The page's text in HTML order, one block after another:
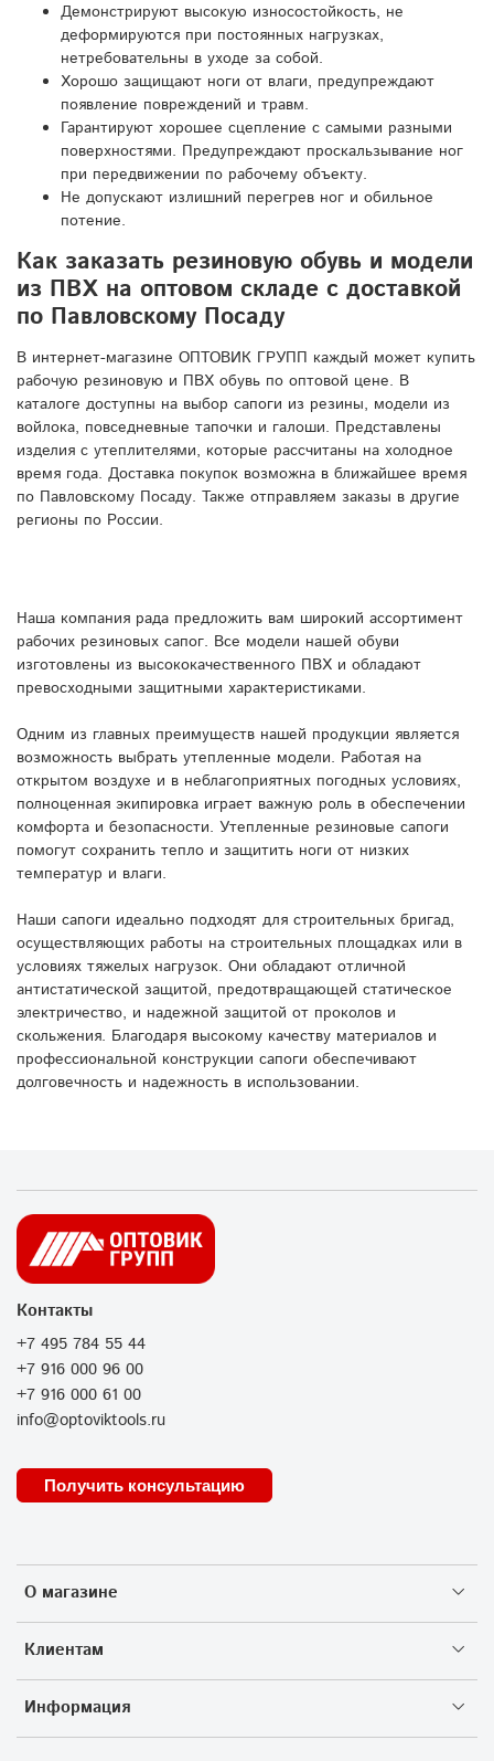
Демонстрируют высокую износостойкость, не
деформируются при постоянных нагрузках,
нетребовательны в уходе за собой.
Хорошо защищают ноги от влаги, предупреждают
появление повреждений и травм.
Гарантируют хорошее сцепление с самыми разными
поверхностями. Предупреждают проскальзывание ног
при передвижении по рабочему объекту.
Не допускают излишний перегрев ног и обильное
потение.
Как заказать резиновую обувь и модели
из ПВХ на оптовом складе с доставкой
по Павловскому Посаду
В интернет-магазине ОПТОВИК ГРУПП каждый может купить
рабочую резиновую и ПВХ обувь по оптовой цене. В
каталоге доступны на выбор сапоги из резины, модели из
войлока, повседневные тапочки и галоши. Представлены
изделия с утеплителями, которые рассчитаны на холодное
время года. Доставка покупок возможна в ближайшее время
по Павловскому Посаду. Также отправляем заказы в другие
регионы по России.
Наша компания рада предложить вам широкий ассортимент
рабочих резиновых сапог. Все модели нашей обуви
изготовлены из высококачественного ПВХ и обладают
превосходными защитными характеристиками.
Одним из главных преимуществ нашей продукции является
возможность выбрать утепленные модели. Работая на
открытом воздухе и в неблагоприятных погодных условиях,
полноценная экипировка играет важную роль в обеспечении
комфорта и безопасности. Утепленные резиновые сапоги
помогут сохранить тепло и защитить ноги от низких
температур и влаги.
Наши сапоги идеально подходят для строительных бригад,
осуществляющих работы на строительных площадках или в
условиях тяжелых нагрузок. Они обладают отличной
антистатической защитой, предотвращающей статическое
электричество, и надежной защитой от проколов и
скольжения. Благодаря высокому качеству материалов и
профессиональной конструкции сапоги обеспечивают
долговечность и надежность в использовании.
О магазине
Клиентам
Информация
Контакты
+7 495 784 55 44
+7 916 000 96 00
+7 916 000 61 00
info@optoviktools.ru
Получить консультацию